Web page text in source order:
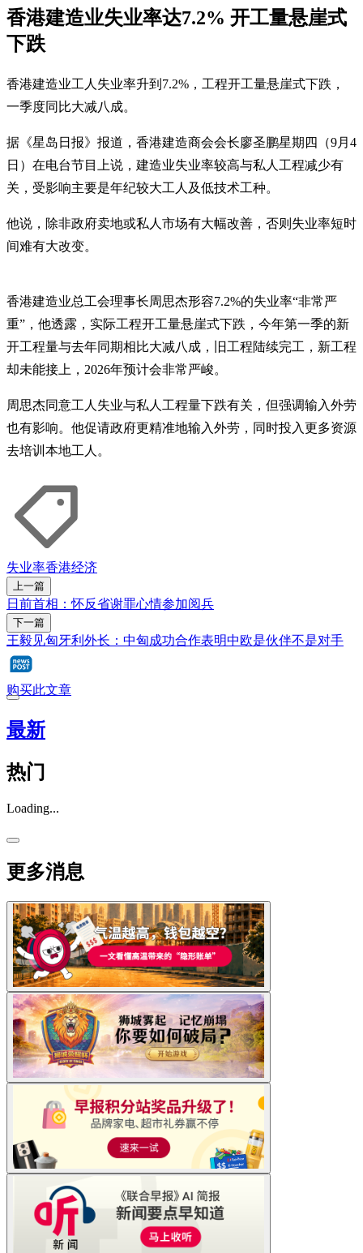
香港建造业失业率达7.2% 开工量悬崖式
下跌
香港建造业工人失业率升到7.2%，工程开工量悬崖式下跌，
一季度同比大减八成。
据《星岛日报》报道，香港建造商会会长廖圣鹏星期四（9月4
日）在电台节目上说，建造业失业率较高与私人工程减少有
关，受影响主要是年纪较大工人及低技术工种。
他说，除非政府卖地或私人市场有大幅改善，否则失业率短时
间难有大改变。
香港建造业总工会理事长周思杰形容7.2%的失业率“非常严
重”，他透露，实际工程开工量悬崖式下跌，今年第一季的新
开工程量与去年同期相比大减八成，旧工程陆续完工，新工程
却未能接上，2026年预计会非常严峻。
周思杰同意工人失业与私人工程量下跌有关，但强调输入外劳
也有影响。他促请政府更精准地输入外劳，同时投入更多资源
去培训本地工人。
失业率香港经济
上一篇
日前首相：怀反省谢罪心情参加阅兵
下一篇
王毅见匈牙利外长：中匈成功合作表明中欧是伙伴不是对手
购买此文章
最新
热门
Loading...
更多消息